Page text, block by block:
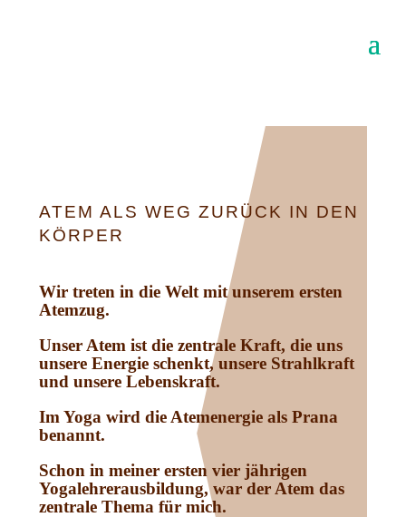
ATEM ALS WEG ZURÜCK IN DEN
KÖRPER
Wir treten in die Welt mit unserem ersten
Atemzug.
Unser Atem ist die zentrale Kraft, die uns
unsere Energie schenkt, unsere Strahlkraft
und unsere Lebenskraft.
Im Yoga wird die Atemenergie als Prana
benannt.
Schon in meiner ersten vier jährigen
Yogalehrerausbildung, war der Atem das
zentrale Thema für mich.